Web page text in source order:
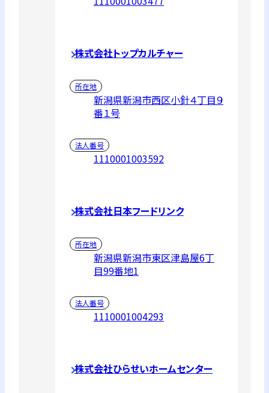
株式会社トップカルチャー
所在地
新潟県新潟市西区小針４丁目９
番１号
法人番号
1110001003592
株式会社日本フードリンク
所在地
新潟県新潟市東区津島屋6丁
目99番地1
法人番号
1110001004293
株式会社ひらせいホームセンター